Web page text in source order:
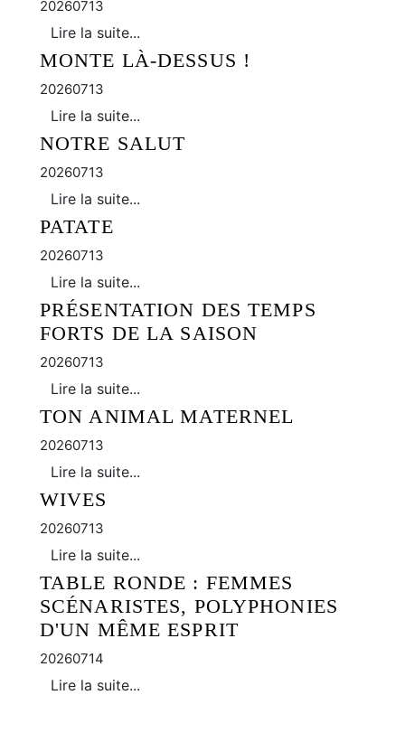
20260713
Lire la suite...
MONTE LÀ-DESSUS !
20260713
Lire la suite...
NOTRE SALUT
20260713
Lire la suite...
PATATE
20260713
Lire la suite...
PRÉSENTATION DES TEMPS
FORTS DE LA SAISON
20260713
Lire la suite...
TON ANIMAL MATERNEL
20260713
Lire la suite...
WIVES
20260713
Lire la suite...
TABLE RONDE : FEMMES
SCÉNARISTES, POLYPHONIES
D'UN MÊME ESPRIT
20260714
Lire la suite...